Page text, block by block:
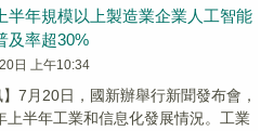
半年規模以上製造業企業人工智能
及率超30%
日 上午10:34
】7月20日，國新辦舉行新聞發布會，
上半年工業和信息化發展情況。工業